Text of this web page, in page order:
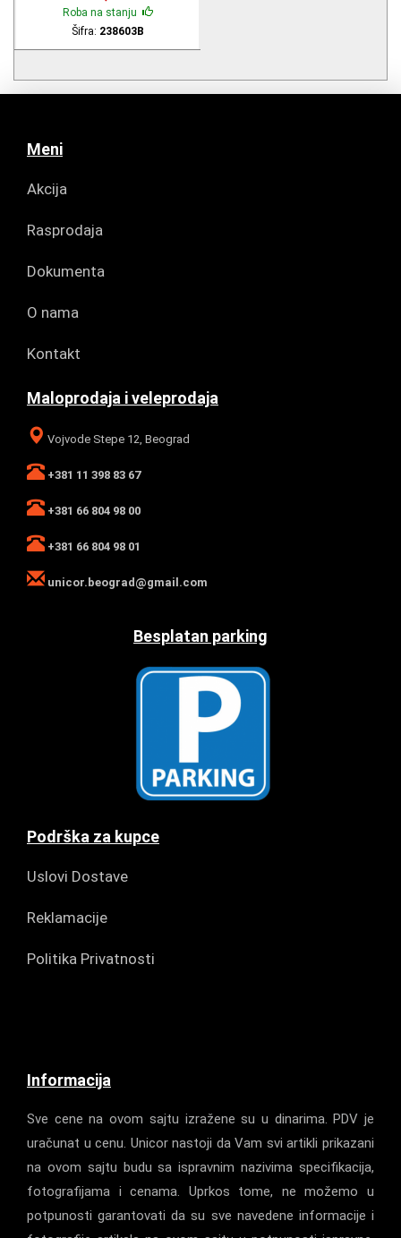
Roba na stanju
Šifra: 238603B
Meni
Akcija
Rasprodaja
Dokumenta
O nama
Kontakt
Maloprodaja i veleprodaja
Vojvode Stepe 12, Beograd
+381 11 398 83 67
+381 66 804 98 00
+381 66 804 98 01
unicor.beograd@gmail.com
Besplatan parking
Podrška za kupce
Uslovi Dostave
Reklamacije
Politika Privatnosti
Informacija
Sve cene na ovom sajtu izražene su u dinarima. PDV je
uračunat u cenu. Unicor nastoji da Vam svi artikli prikazani
na ovom sajtu budu sa ispravnim nazivima specifikacija,
fotografijama i cenama. Uprkos tome, ne možemo u
potpunosti garantovati da su sve navedene informacije i